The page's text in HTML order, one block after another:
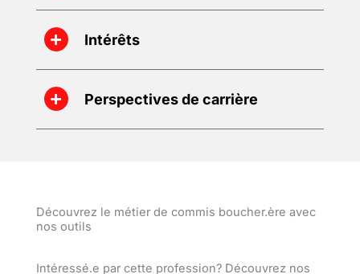
Intérêts
Perspectives de carrière
Découvrez le métier de commis boucher.ère avec
nos outils
Intéressé.e par cette profession? Découvrez nos